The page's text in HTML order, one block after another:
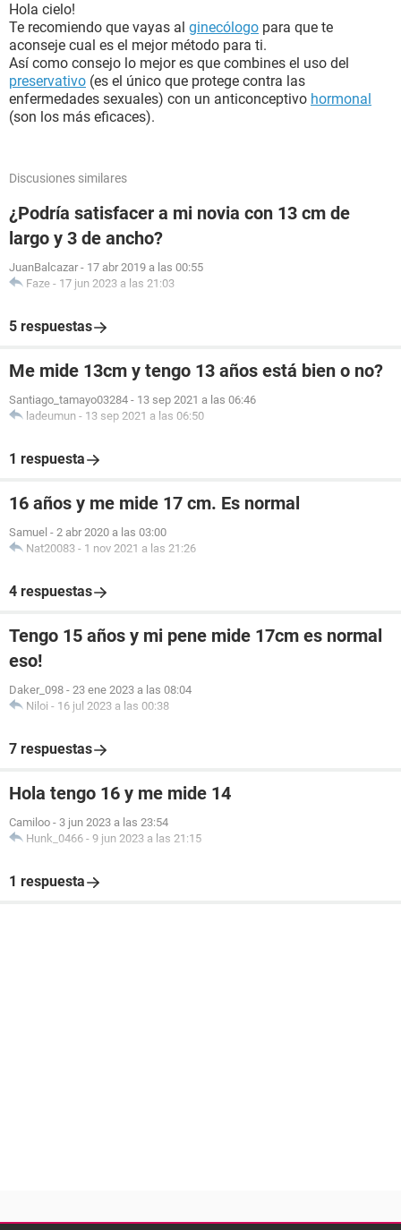
Hola cielo!
Te recomiendo que vayas al ginecólogo para que te
aconseje cual es el mejor método para ti.
Así como consejo lo mejor es que combines el uso del
preservativo (es el único que protege contra las
enfermedades sexuales) con un anticonceptivo hormonal
(son los más eficaces).
Discusiones similares
¿Podría satisfacer a mi novia con 13 cm de
largo y 3 de ancho?
JuanBalcazar - 17 abr 2019 a las 00:55
Faze - 17 jun 2023 a las 21:03
5 respuestas
Me mide 13cm y tengo 13 años está bien o no?
Santiago_tamayo03284 - 13 sep 2021 a las 06:46
ladeumun - 13 sep 2021 a las 06:50
1 respuesta
16 años y me mide 17 cm. Es normal
Samuel - 2 abr 2020 a las 03:00
Nat20083 - 1 nov 2021 a las 21:26
4 respuestas
Tengo 15 años y mi pene mide 17cm es normal
eso!
Daker_098 - 23 ene 2023 a las 08:04
Niloi - 16 jul 2023 a las 00:38
7 respuestas
Hola tengo 16 y me mide 14
Camiloo - 3 jun 2023 a las 23:54
Hunk_0466 - 9 jun 2023 a las 21:15
1 respuesta